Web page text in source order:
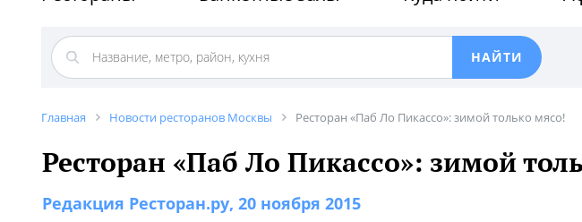
Главная Новости ресторанов Москвы Ресторан «Паб Ло Пикассо»: зимой только мясо!
Ресторан «Паб Ло Пикассо»: зимой
Редакция Ресторан.ру, 20 ноября 2015